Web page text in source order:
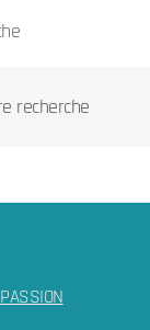
recherche